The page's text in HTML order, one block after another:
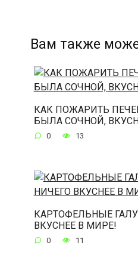
Вам также
КАК ПОЖАРИТЬ
БЫЛА СОЧНОЙ,
0 13
КАРТОФЕЛЬНЫЕ
ВКУСНЕЕ В МИРЕ!
0 11